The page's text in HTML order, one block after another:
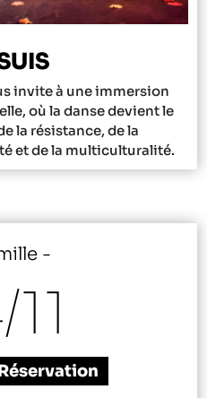
invite à une immersion
où la danse devient le
la résistance, de la
et de la multiculturalité.
11